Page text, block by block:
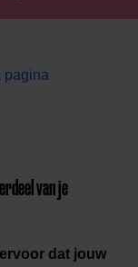
pagina
van je
dat jouw